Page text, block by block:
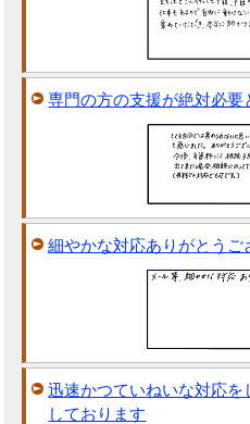
専門の方の支援が絶対必要
細やかな対応ありがとうご
迅速かつていねいな対応を
しております